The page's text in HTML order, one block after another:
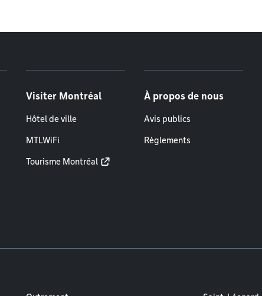
Visiter Montréal
Hôtel de ville
MTLWiFi
Tourisme Montréal
À propos de nous
Avis publics
Règlements